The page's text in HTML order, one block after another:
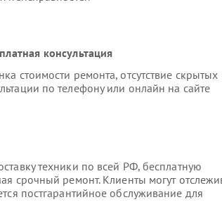
консультация
стоимости ремонта, отсутствие скрытых
по телефону или онлайн на сайте
техники по всей РФ, бесплатную
срочный ремонт. Клиенты могут
постгарантийное обслуживание для